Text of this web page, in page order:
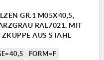
GR.1 M05X40,5,
RAL7021, MIT
AUS STAHL
FORM=F